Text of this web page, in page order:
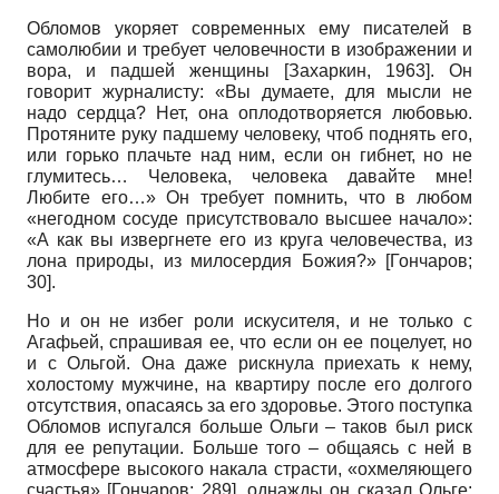
Обломов укоряет современных ему писателей в
самолюбии и требует человечности в изображении и
вора, и падшей женщины
[Захаркин, 1963]. Он
говорит журналисту: «Вы думаете, для мысли не
надо сердца? Нет, она оплодотворяется любовью.
Протяните руку падшему человеку, чтоб поднять его,
или горько плачьте над ним, если он гибнет, но не
глумитесь… Человека, человека давайте мне!
Любите его…» Он требует помнить, что в любом
«негодном сосуде присутствовало высшее начало»:
«А как вы извергнете его из круга человечества, из
лона природы, из милосердия Божия?» [Гончаров;
30].
Но и он не избег роли искусителя, и не только с
Агафьей, спрашивая ее, что если он ее поцелует, но
и с Ольгой. Она даже рискнула приехать к нему,
холостому мужчине, на квартиру после его долгого
отсутствия, опасаясь за его здоровье. Этого поступка
Обломов испугался больше Ольги – таков был риск
для ее репутации. Больше того – общаясь с ней в
атмосфере высокого накала страсти, «охмеляющего
счастья» [Гончаров; 289] , однажды он сказал Ольге: